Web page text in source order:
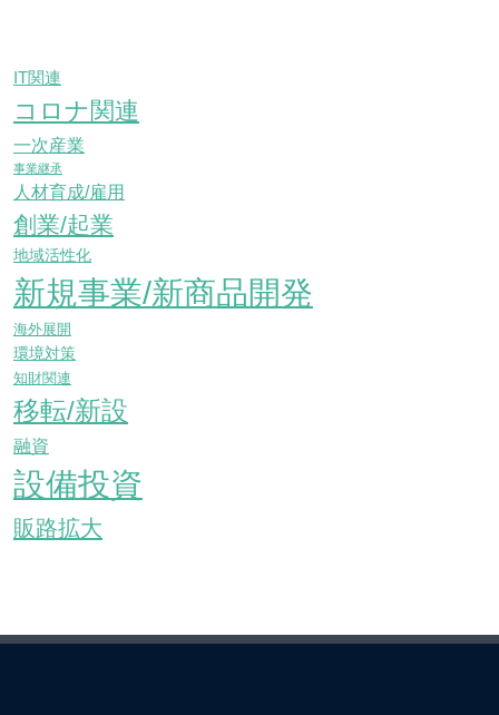
IT関連
コロナ関連
一次産業
事業継承
人材育成/雇用
創業/起業
地域活性化
新規事業/新商品開発
海外展開
環境対策
知財関連
移転/新設
融資
設備投資
販路拡大